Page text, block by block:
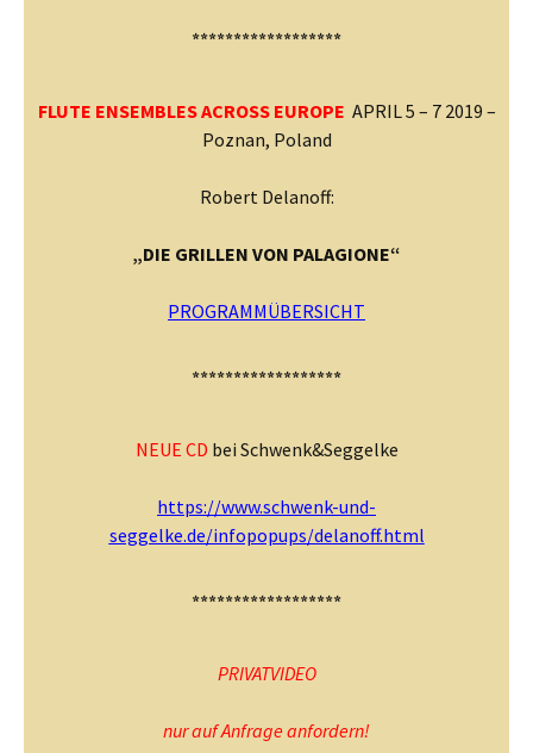
******************
FLUTE ENSEMBLES ACROSS EUROPE APRIL 5 – 7 2019 –
Poznan, Poland
Robert Delanoff:
„DIE GRILLEN VON PALAGIONE“
PROGRAMMÜBERSICHT
******************
NEUE CD bei Schwenk&Seggelke
https://www.schwenk-und-
seggelke.de/infopopups/delanoff.html
******************
PRIVATVIDEO
nur auf Anfrage anfordern!